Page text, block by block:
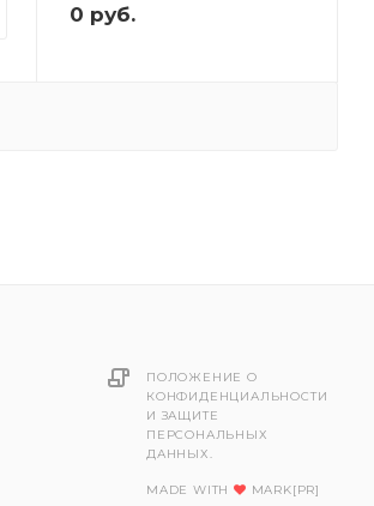
0 руб.
ПОЛОЖЕНИЕ О
КОНФИДЕНЦИАЛЬНОСТИ
И ЗАЩИТЕ
ПЕРСОНАЛЬНЫХ
ДАННЫХ.
MADE WITH MARK[PR]